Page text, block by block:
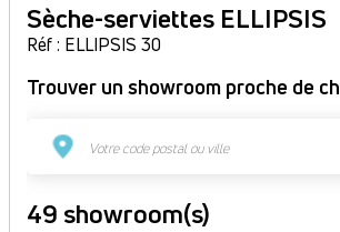
Sèche-serviettes ELLIPSIS
Réf : ELLIPSIS 30
Trouver un showroom proche de
49 showroom(s)